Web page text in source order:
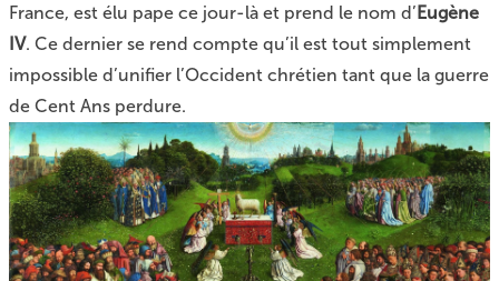
France, est élu pape ce jour-là et prend le nom d’Eugène
IV. Ce dernier se rend compte qu’il est tout simplement
impossible d’unifier l’Occident chrétien tant que la guerre
de Cent Ans perdure.